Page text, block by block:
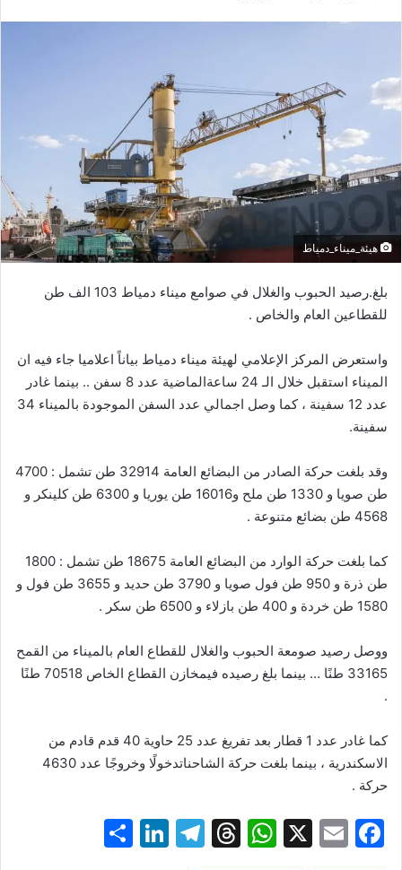
ر
ا
إ
ل
ك
و
ن
ا
هيئة_ميناء_دمياط
بلغ.رصيد الحبوب والغلال في صوامع ميناء دمياط الف طن
للقطاعين العام والخاص .
واستعرض المركز الإعلامي لهيئة ميناء دمياط بياناً اعلاميا جاء فيه ان
الميناء استقبل خلال الـ ساعةالماضية عدد سفن .. بينما غادر
عدد
سفينة ، كما وصل اجمالي عدد السفن الموجودة بالميناء
سفينة.
وقد بلغت حركة الصادر من البضائع العامة طن تشمل :
طن صويا و طن ملح و16016 طن يوريا و طن كلينكر و
4568 طن بضائع متنوعة .
كما بلغت حركة الوارد من البضائع العامة طن تشمل :
طن ذرة و طن فول صويا و طن حديد و طن فول و
1580 طن خردة و طن بازلاء و طن سكر .
ووصل رصيد صومعة الحبوب والغلال للقطاع العام بالميناء من القمح
33165 طنًا … بينما بلغ رصيده فيمخازن القطاع الخاص
طنًا
.
كما غادر عدد قطار بعد تفريغ عدد حاوية قدم قادم من
الاسكندرية ، بينما بلغت حركة الشاحناتدخولًا وخروجًا عدد
حركة .
F
E
X
W
T
T
Li